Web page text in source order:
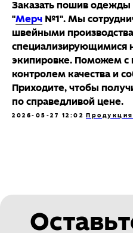
Заказать пошив
"Мерч №1". Мы
швейными
специализирующимися
экипировке. Поможем с
контролем качества и
Приходите, чтобы
по справедливой цене.
2026-05-27 12:02 Продукция